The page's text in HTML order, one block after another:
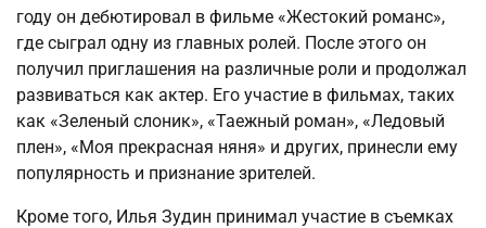
году он дебютировал в фильме «Жестокий романс»,
где сыграл одну из главных ролей. После этого он
получил приглашения на различные роли и продолжал
развиваться как актер. Его участие в фильмах, таких
как «Зеленый слоник», «Таежный роман», «Ледовый
плен», «Моя прекрасная няня» и других, принесли ему
популярность и признание зрителей.
Кроме того, Илья Зудин принимал участие в съемках